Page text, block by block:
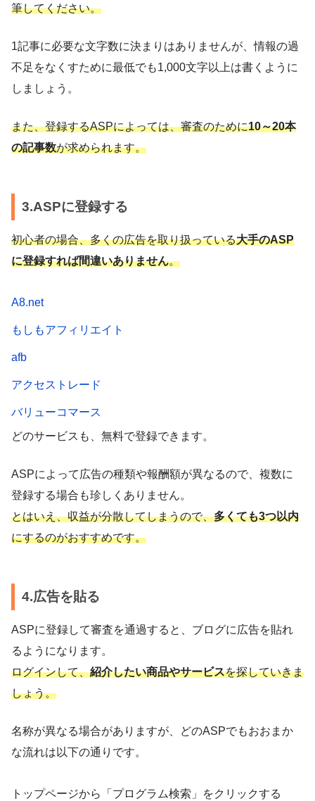
筆してください。
1記事に必要な文字数に決まりはありませんが、情報の過
不足をなくすために最低でも1,000文字以上は書くように
しましょう。
また、登録するASPによっては、審査のために10～20本
の記事数が求められます。
3.ASPに登録する
初心者の場合、多くの広告を取り扱っている大手のASP
に登録すれば間違いありません。
A8.net
もしもアフィリエイト
afb
アクセストレード
バリューコマース
どのサービスも、無料で登録できます。
ASPによって広告の種類や報酬額が異なるので、複数に
登録する場合も珍しくありません。
とはいえ、収益が分散してしまうので、多くても3つ以内
にするのがおすすめです。
4.広告を貼る
ASPに登録して審査を通過すると、ブログに広告を貼れ
るようになります。
ログインして、紹介したい商品やサービスを探していきま
しょう。
名称が異なる場合がありますが、どのASPでもおおまか
な流れは以下の通りです。
トップページから「プログラム検索」をクリックする